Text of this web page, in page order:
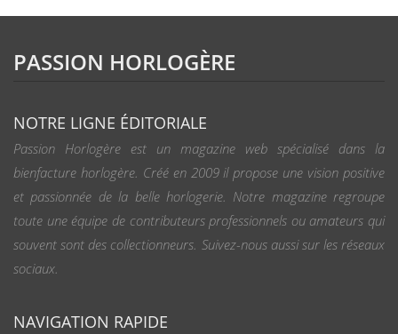
PASSION HORLOGÈRE
NOTRE LIGNE ÉDITORIALE
Passion Horlogère est un magazine web spécialisé dans la
bienfacture horlogère. Créé en 2009 il propose une vision positive
et passionnée de la belle horlogerie. Notre magazine regroupe
toute une équipe de contributeurs professionnels ou amateurs qui
souvent sont des collectionneurs. Suivez-nous aussi sur les réseaux
sociaux.
NAVIGATION RAPIDE